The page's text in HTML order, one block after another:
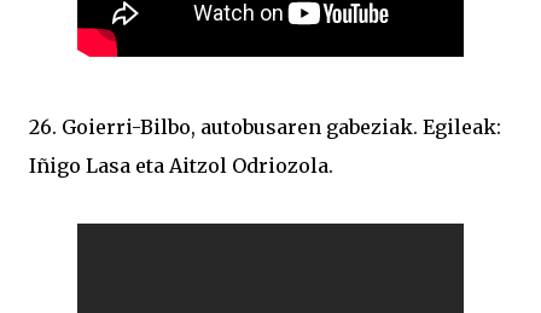
26. Goierri-Bilbo, autobusaren gabeziak. Egileak:
Iñigo Lasa eta Aitzol Odriozola.